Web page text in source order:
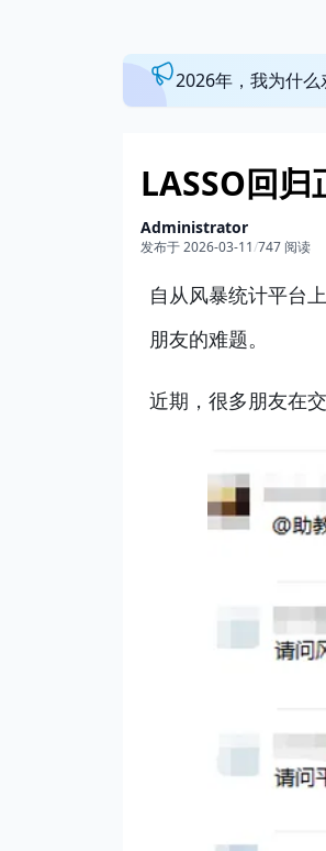
2026年，我为什
LASSO回
Administrator
发布于 2026-03-11/747 阅读
自从风暴统计平台
朋友的难题。
近期，很多朋友在